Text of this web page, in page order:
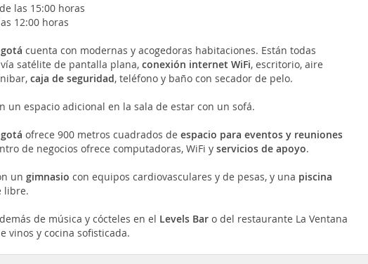
las 15:00 horas
12:00 horas
cuenta con modernas y acogedoras habitaciones. Están todas
satélite de pantalla plana,conexión internet WiFi, escritorio, aire
caja de seguridad, teléfono y baño con secador de pelo.
un espacio adicional en la sala de estar con un sofá.
ofrece 900 metros cuadrados deespacio para eventos y reuniones
de negocios ofrece computadoras, WiFi yservicios de apoyo.
un gimnasio con equipos cardiovasculares y de pesas, y una piscina
libre.
de música y cócteles en el Levels Bar o del restaurante La Ventana
vinos y cocina sofisticada.